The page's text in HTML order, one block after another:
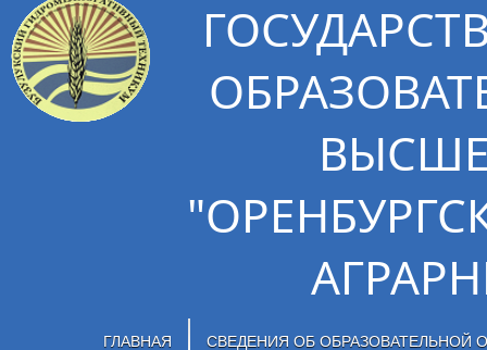
ГЛАВНАЯ СВЕДЕНИЯ ОБ ОБРАЗОВАТЕЛЬНОЙ